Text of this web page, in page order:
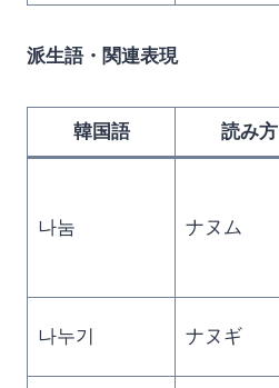
派生語・関連表現
韓国語 読み方
나눔 ナヌム
나누기 ナヌギ